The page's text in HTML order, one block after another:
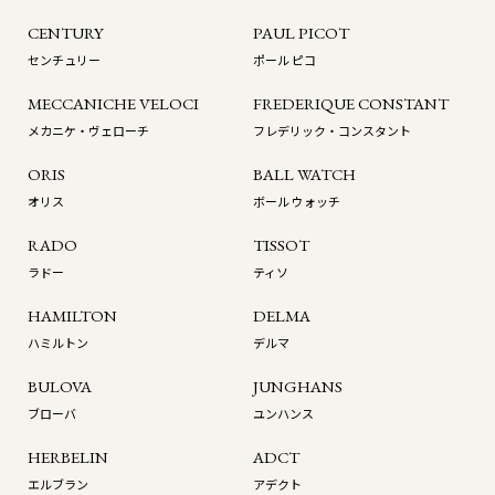
CENTURY
センチュリー
PAUL PICOT
ポール ピコ
MECCANICHE VELOCI
メカニケ・ヴェローチ
FREDERIQUE CONSTANT
フレデリック・コンスタント
ORIS
オリス
BALL WATCH
ボール ウォッチ
RADO
ラドー
TISSOT
ティソ
HAMILTON
ハミルトン
DELMA
デルマ
BULOVA
ブローバ
JUNGHANS
ユンハンス
HERBELIN
エルブラン
ADCT
アデクト